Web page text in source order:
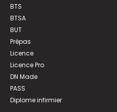
BTS
BTSA
BUT
Prépas
Licence
Licence Pro
DN Made
PASS
Diplome infirmier